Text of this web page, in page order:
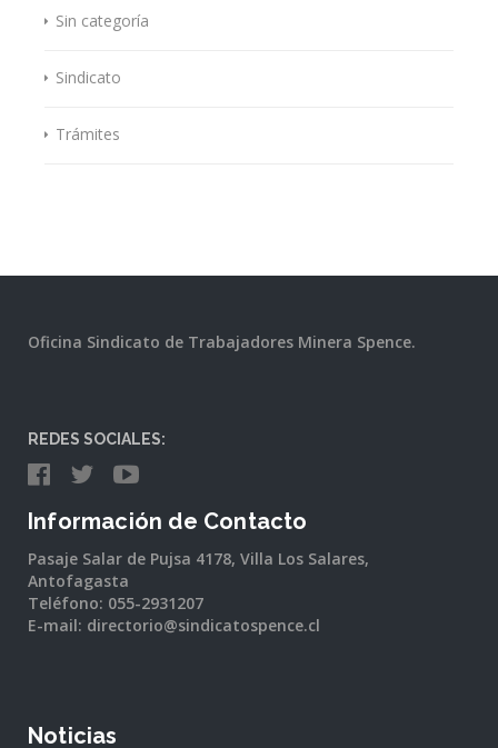
Sin categoría
Sindicato
Trámites
Oficina Sindicato de Trabajadores Minera Spence.
REDES SOCIALES:
Información de Contacto
Pasaje Salar de Pujsa 4178, Villa Los Salares,
Antofagasta
Teléfono: 055-2931207
E-mail: directorio@sindicatospence.cl
Noticias